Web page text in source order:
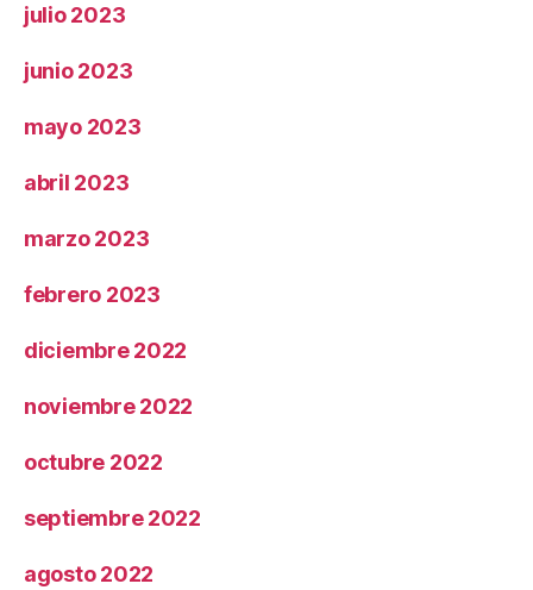
julio 2023
junio 2023
mayo 2023
abril 2023
marzo 2023
febrero 2023
diciembre 2022
noviembre 2022
octubre 2022
septiembre 2022
agosto 2022